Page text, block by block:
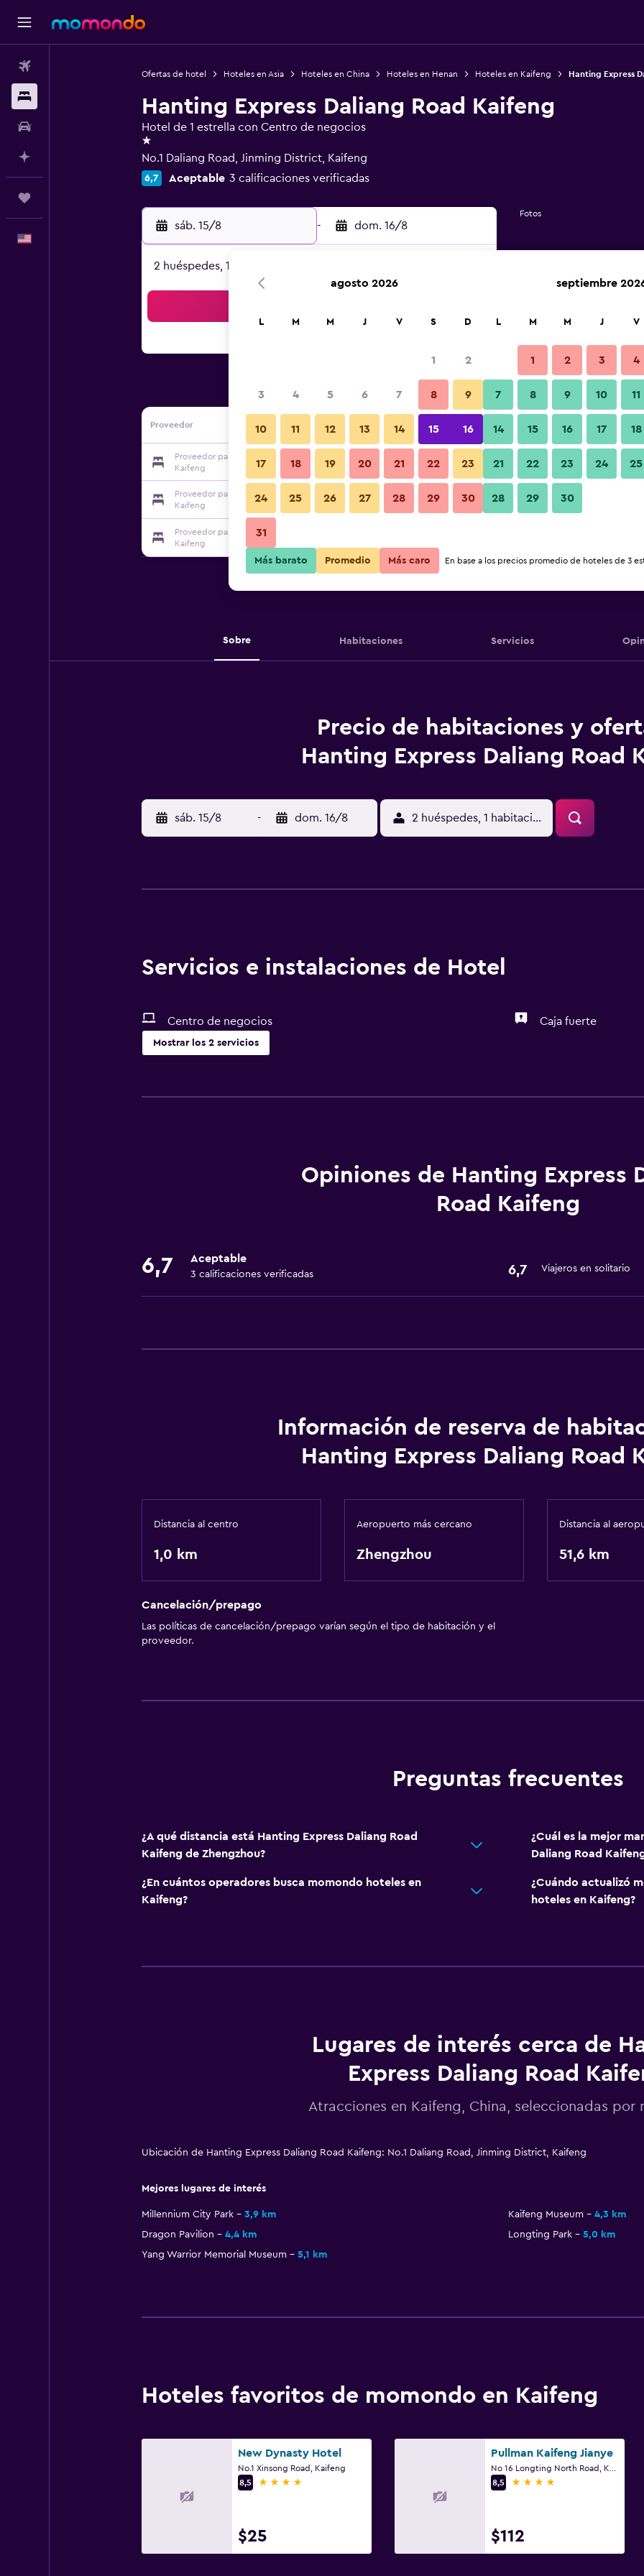
Ofertas de hotel Hoteles en Asia Hoteles en China Hoteles en Henan Hoteles en Kaifeng Hanting Express
Hanting Express Daliang Road Kaifeng
Hotel de 1 estrella con Centro de negocios
1 estrella
No.1 Daliang Road, Jinming District, Kaifeng
6,7 Aceptable 3 calificaciones verificadas
sáb. 15/8 - dom. 16/8
2 huéspedes, 1 habitación
Proveedor
Proveedor para Hanting Express Daliang Road
Kaifeng
Ver precios
Proveedor para Hanting Express Daliang Road
Kaifeng
Ver precios
Proveedor para Hanting Express Daliang Road
Kaifeng
Fotos
Sobre Habitaciones Servicios
Precio de habitaciones y
Hanting Express Daliang Road
sáb. 15/8 - dom. 16/8 2 huéspedes, 1 habitación
Servicios e instalaciones de Hotel
Centro de negocios Caja fuerte
Mostrar los 2 servicios
Caja fuerte
Centro de negocios
Opiniones de Hanting Express
Road Kaifeng
6,7 Aceptable
3 calificaciones verificadas 6,7 Viajeros en solitario
Información de reserva de
Hanting Express Daliang Road
Distancia al centro
1,0 km
Aeropuerto más cercano
Zhengzhou
Distancia al
51,6 km
Cancelación/prepago
Las políticas de cancelación/prepago varían según el tipo de habitación y el
proveedor.
Preguntas frecuentes
¿A qué distancia está Hanting Express Daliang Road
Kaifeng de Zhengzhou?
¿Cuál es la mejor
Daliang Road
¿En cuántos operadores busca momondo hoteles en
Kaifeng?
¿Cuándo actualizó
hoteles en Kaifeng?
Lugares de interés cerca de
Express Daliang Road
Atracciones en Kaifeng, China, seleccionadas por
Ubicación de Hanting Express Daliang Road Kaifeng: No.1 Daliang Road, Jinming District, Kaifeng
Mejores lugares de interés
Millennium City Park 3,9 km Kaifeng Museum
4,3 km
Dragon Pavilion
4,4 km Longting Park
5,0 km
Yang Warrior Memorial Museum
5,1 km
Hoteles favoritos de momondo en Kaifeng
New Dynasty Hotel
No.1 Xinsong Road, Kaifeng
8,5
4 estrellas
$25
Pullman Kaifeng Jianye
8,5
4 estrellas
$112
agosto 2026
L M M J V S D
1 2
3 4 5 6 7 8 9
10 11 12 13 14 15 16
17 18 19 20 21 22 23
24 25 26 27 28 29 30
31
septiembre
L M M J V
1 2 3 4
7 8 9 10 11
14 15 16 17 18
21 22 23 24 25
28 29 30
Más barato Promedio Más caro En base a los precios promedio de hoteles de 3